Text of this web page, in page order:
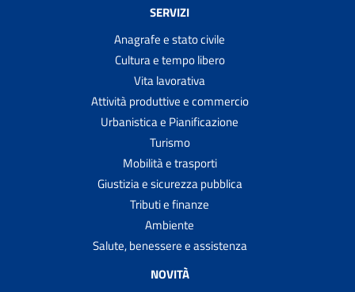
SERVIZI
Anagrafe e stato civile
Cultura e tempo libero
Vita lavorativa
Attività produttive e commercio
Urbanistica e Pianificazione
Turismo
Mobilità e trasporti
Giustizia e sicurezza pubblica
Tributi e finanze
Ambiente
Salute, benessere e assistenza
NOVITÀ